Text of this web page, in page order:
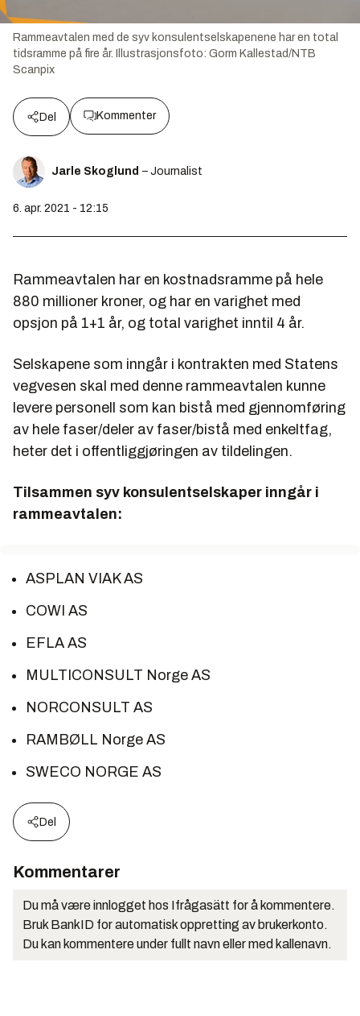
Rammeavtalen med de syv konsulentselskapenene har en total
tidsramme på fire år.
Illustrasjonsfoto: Gorm Kallestad/NTB
Scanpix
Del Kommenter
Jarle Skoglund – Journalist
6. apr. 2021 - 12:15
Rammeavtalen har en kostnadsramme på hele
880 millioner kroner, og har en varighet med
opsjon på 1+1 år, og total varighet inntil 4 år.
Selskapene som inngår i kontrakten med Statens
vegvesen skal med denne rammeavtalen kunne
levere personell som kan bistå med gjennomføring
av hele faser/deler av faser/bistå med enkeltfag,
heter det i offentliggjøringen av tildelingen.
Tilsammen syv konsulentselskaper inngår i
rammeavtalen:
ASPLAN VIAK AS
COWI AS
EFLA AS
MULTICONSULT Norge AS
NORCONSULT AS
RAMBØLL Norge AS
SWECO NORGE AS
Del
Kommentarer
Du må være innlogget hos Ifrågasätt for å kommentere.
Bruk BankID for automatisk oppretting av brukerkonto.
Du kan kommentere under fullt navn eller med kallenavn.